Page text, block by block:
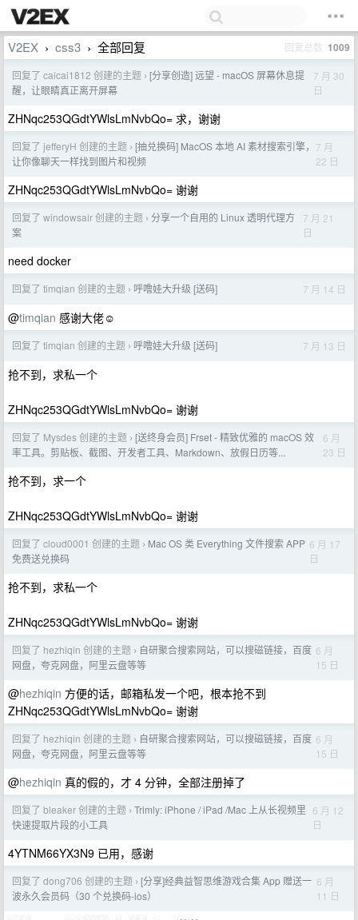
V2EX › css3 › 全部回复 回复总数 1009
回复了 caicai1812 创建的主题 › [分享创造] 远望 - macOS 屏幕休息提
醒，让眼睛真正离开屏幕
7 月 30
日
ZHNqc253QGdtYWlsLmNvbQo= 求，谢谢
回复了 jefferyH 创建的主题 › [抽兑换码] MacOS 本地 AI 素材搜索引擎，
让你像聊天一样找到图片和视频
7 月
22 日
ZHNqc253QGdtYWlsLmNvbQo= 谢谢
回复了 windowsair 创建的主题 › 分享一个自用的 Linux 透明代理方
案
7 月 21
日
need docker
回复了 timqian 创建的主题 › 呼噜娃大升级 [送码] 7 月 14 日
@timqian 感谢大佬☺️
回复了 timqian 创建的主题 › 呼噜娃大升级 [送码] 7 月 13 日
抢不到，求私一个
ZHNqc253QGdtYWlsLmNvbQo= 谢谢
回复了 Mysdes 创建的主题 › [送终身会员] Frset - 精致优雅的 macOS 效
率工具。剪贴板、截图、开发者工具、Markdown、放假日历等...
6 月
23 日
抢不到，求一个
ZHNqc253QGdtYWlsLmNvbQo= 谢谢
回复了 cloud0001 创建的主题 › Mac OS 类 Everything 文件搜索 APP
免费送兑换码
6 月 17
日
抢不到，求私一个
ZHNqc253QGdtYWlsLmNvbQo= 谢谢
回复了 hezhiqin 创建的主题 › 自研聚合搜索网站，可以搜磁链接，百度
网盘，夸克网盘，阿里云盘等等
6 月
15 日
@hezhiqin 方便的话，邮箱私发一个吧，根本抢不到
ZHNqc253QGdtYWlsLmNvbQo= 谢谢
回复了 hezhiqin 创建的主题 › 自研聚合搜索网站，可以搜磁链接，百度
网盘，夸克网盘，阿里云盘等等
6 月
15 日
@hezhiqin 真的假的，才 4 分钟，全部注册掉了
回复了 bleaker 创建的主题 › Trimly: iPhone / iPad /Mac 上从长视频里
快速提取片段的小工具
6 月 12
日
4YTNM66YX3N9 已用，感谢
回复了 dong706 创建的主题 › [分享]经典益智思维游戏合集 App 赠送一
波永久会员码（30 个兑换码-ios）
6 月
11 日